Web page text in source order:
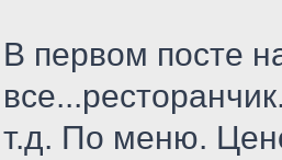
В первом посте
т.д. По меню.